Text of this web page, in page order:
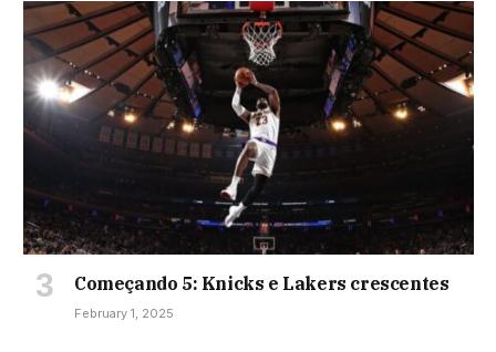
Começando 5: Knicks e Lakers crescentes
February 1, 2025